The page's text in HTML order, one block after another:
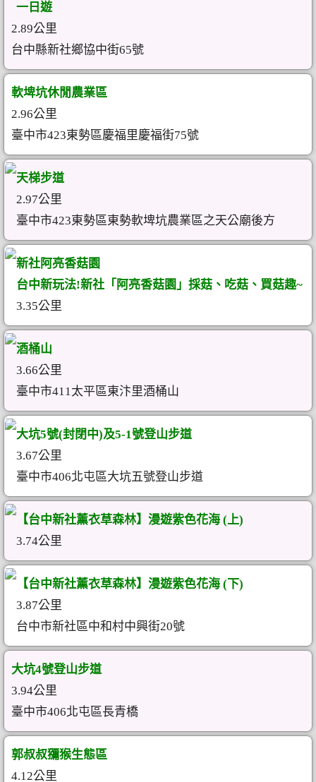
一日遊
2.89公里
台中縣新社鄉協中街65號
軟埤坑休閒農業區
2.96公里
臺中市423東勢區慶福里慶福街75號
天梯步道
2.97公里
臺中市423東勢區東勢軟埤坑農業區之天公廟後方
新社阿亮香菇園
台中新玩法!新社「阿亮香菇園」採菇、吃菇、買菇趣~
3.35公里
酒桶山
3.66公里
臺中市411太平區東汴里酒桶山
大坑5號(封閉中)及5-1號登山步道
3.67公里
臺中市406北屯區大坑五號登山步道
【台中新社薰衣草森林】漫遊紫色花海 (上)
3.74公里
【台中新社薰衣草森林】漫遊紫色花海 (下)
3.87公里
台中市新社區中和村中興街20號
大坑4號登山步道
3.94公里
臺中市406北屯區長青橋
郭叔叔獼猴生態區
4.12公里